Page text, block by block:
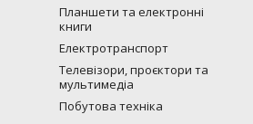
Планшети та електронні
книги
Електротранспорт
Телевізори, проєктори та
мультимедіа
Побутова техніка